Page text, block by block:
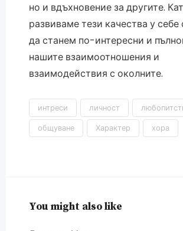
но и вдъхновение за другите.
развиваме тези качества у
да станем по-интересни и
нашите взаимоотношения и
взаимодействия с околните.
интреси личност
общуване Характер хора
You might also like